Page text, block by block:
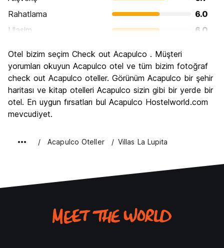
Rahatlama
6.0
Ulasim
6.0
Kültür
4.7
Gece hayatı
5.7
Ekonomik
4.3
Otel bizim seçim Check out Acapulco . Müşteri
yorumları okuyun Acapulco otel ve tüm bizim fotoğraf
check out Acapulco oteller. Görünüm Acapulco bir şehir
haritası ve kitap otelleri Acapulco sizin gibi bir yerde bir
otel. En uygun fırsatları bul Acapulco Hostelworld.com
mevcudiyet.
Acapulco Oteller Villas La Lupita